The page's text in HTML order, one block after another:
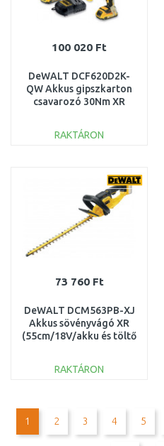
100 020 Ft
DeWALT DCF620D2K-
QW Akkus gipszkarton
csavarozó 30Nm XR
RAKTÁRON
Összehasonlítás
73 760 Ft
DeWALT DCM563PB-XJ
Akkus sövényvágó XR
(55cm/18V/akku és töltő
RAKTÁRON
Összehasonlítás
1 2 3 4 5